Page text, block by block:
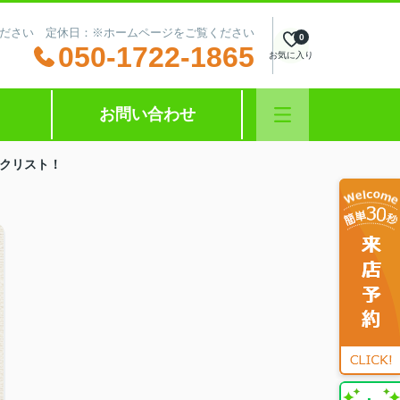
さい 定休日：※ホームページをご覧ください
050-1722-1865 お気に入り
0
お問い合わせ
リスト！